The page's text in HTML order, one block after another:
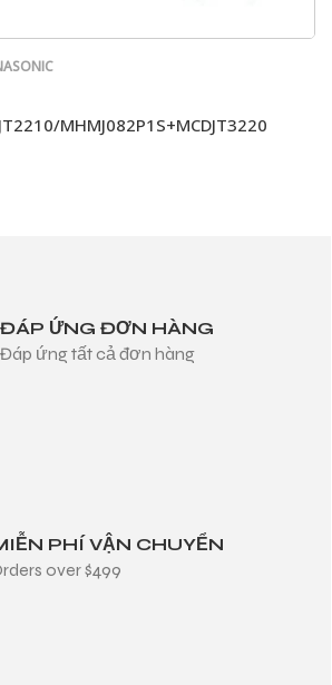
MHMJ082P1S+MCDJT3220
ĐÁP ỨNG ĐƠN HÀNG
Đáp ứng tất cả đơn hàng
PHÍ VẬN CHUYỂN
over $499